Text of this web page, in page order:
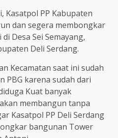
Kasatpol PP Kabupaten
dan segera membongkar
Desa Sei Semayang,
Deli Serdang.
Kecamatan saat ini sudah
PBG karena sudah dari
Kuat banyak
membangun tanpa
Kasatpol PP Deli Serdang
bangunan Tower